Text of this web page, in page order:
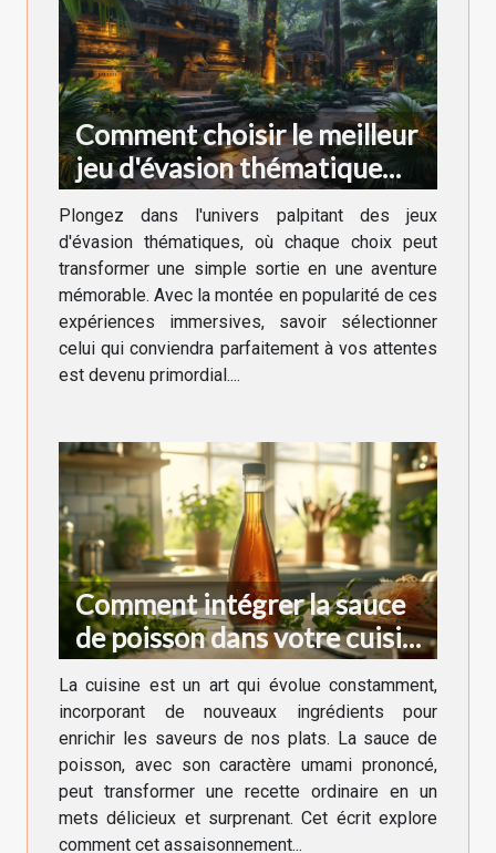
Comment choisir le meilleur
jeu d'évasion thématique
pour votre prochaine
aventure
Plongez dans l'univers palpitant des jeux
d'évasion thématiques, où chaque choix peut
transformer une simple sortie en une aventure
mémorable. Avec la montée en popularité de ces
expériences immersives, savoir sélectionner
celui qui conviendra parfaitement à vos attentes
est devenu primordial....
Comment intégrer la sauce
de poisson dans votre cuisine
quotidienne
La cuisine est un art qui évolue constamment,
incorporant de nouveaux ingrédients pour
enrichir les saveurs de nos plats. La sauce de
poisson, avec son caractère umami prononcé,
peut transformer une recette ordinaire en un
mets délicieux et surprenant. Cet écrit explore
comment cet assaisonnement...